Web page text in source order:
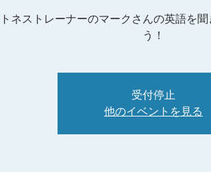
ネストレーナーのマークさんの英語を
う！
受付停止
他のイベントを見る